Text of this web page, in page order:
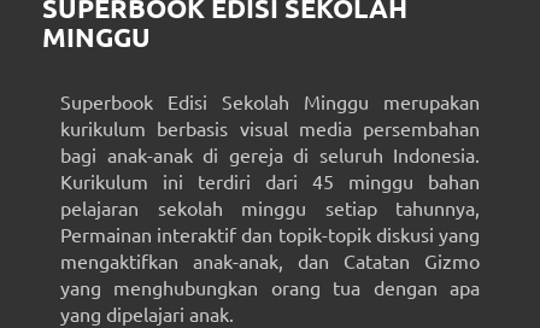
SUPERBOOK EDISI SEKOLAH
MINGGU
Superbook Edisi Sekolah Minggu merupakan
kurikulum berbasis visual media persembahan
bagi anak-anak di gereja di seluruh Indonesia.
Kurikulum ini terdiri dari 45 minggu bahan
pelajaran sekolah minggu setiap tahunnya,
Permainan interaktif dan topik-topik diskusi yang
mengaktifkan anak-anak, dan Catatan Gizmo
yang menghubungkan orang tua dengan apa
yang dipelajari anak.